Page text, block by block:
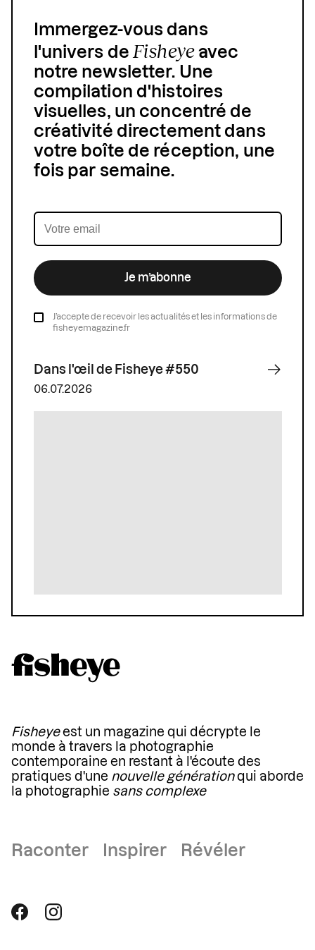
Immergez-vous dans
l'univers deFisheyeavec
notre newsletter. Une
compilation d'histoires
visuelles, un concentré de
créativité directement dans
votre boîte de réception, une
fois par semaine.
Je m’abonne
J’accepte de recevoir les actualités et les informations de
fisheyemagazine.fr
Dans l'œil de Fisheye #550
06.07.2026
Fisheyeest un magazine qui décrypte le
monde à travers la photographie
contemporaine en restant à l'écoute des
pratiques d'une nouvelle générationqui aborde
la photographie sans complexe
Raconter Inspirer Révéler